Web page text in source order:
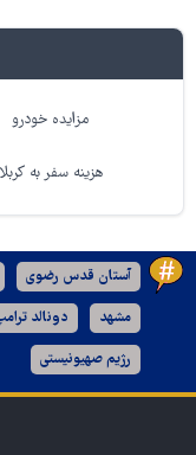
مزایده خودرو
هزینه سفر به کربلا
آستان قدس رضوی
مشهد دونالد
رژیم صهیونیستی